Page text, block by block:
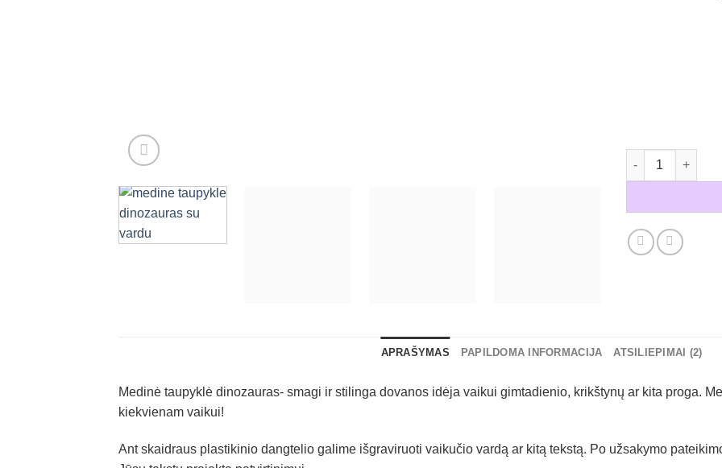
produkto kiekis:
APRAŠYMAS PAPILDOMA INFORMACIJA ATSILIEPIMAI (2)
Medinė taupyklė dinozauras- smagi ir stilinga dovanos idėja vaikui gimtadienio, krikštynų ar kita proga.
kiekvienam vaikui!
Ant skaidraus plastikinio dangtelio galime išgraviruoti vaikučio vardą ar kitą tekstą. Po užsakymo